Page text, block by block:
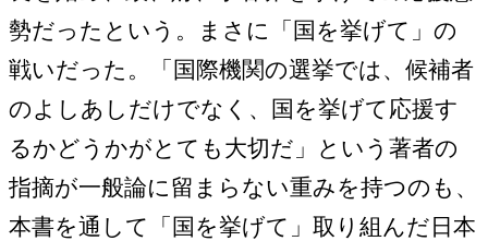
勢だったという。まさに「国を挙げて」の
戦いだった。「国際機関の選挙では、候補者
のよしあしだけでなく、国を挙げて応援す
るかどうかがとても大切だ」という著者の
指摘が一般論に留まらない重みを持つのも、
本書を通して「国を挙げて」取り組んだ日本